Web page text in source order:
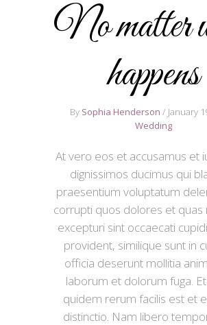
No matter
happens
By Sophia Henderson
January
Wedding
At vero eos et accusamus et
dignissimos ducimus qui
praesentium voluptatum
corrupti quos dolores et quas
excepturi sint occaecati
provident, similique sunt in
officia deserunt mollitia
laborum et dolorum fuga.
quidem rerum facilis est et
distinctio. Nam libero